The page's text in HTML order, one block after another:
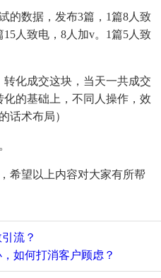
数据，发布3篇，1篇8人致
人致电，8人加v。1篇5人致
化成交这块，当天一共成交
的基础上，不同人操作，效
话术布局）
望以上内容对大家有所帮
流？
如何打消客户顾虑？